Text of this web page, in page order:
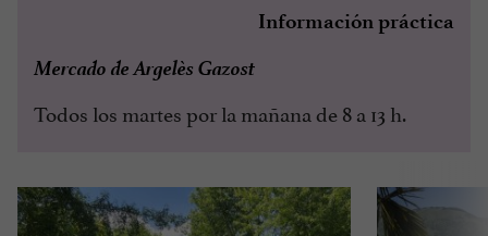
Información práctica
Mercado de Argelès Gazost
Todos los martes por la mañana de 8 a 13 h.